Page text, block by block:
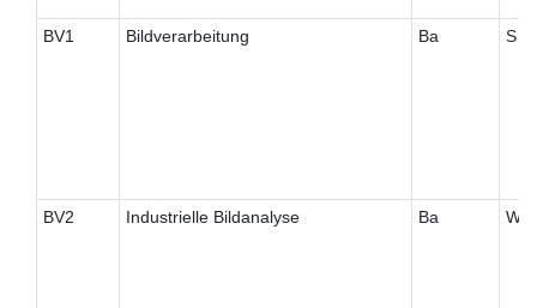
BV1 Bildverarbeitung Ba S
BV2 Industrielle Bildanalyse Ba W